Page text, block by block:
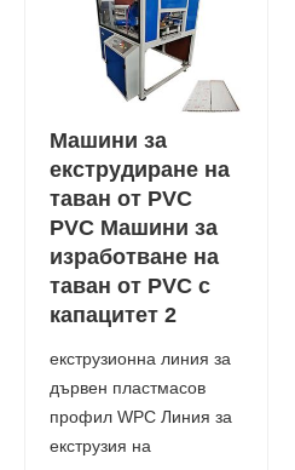
Машини за
екструдиране на
таван от PVC
PVC Машини за
изработване на
таван от PVC с
капацитет 2
екструзионна линия за
дървен пластмасов
профил WPC Линия за
екструзия на